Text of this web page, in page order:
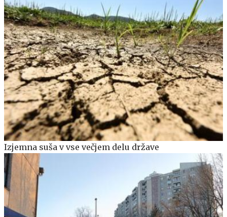
Izjemna suša v vse večjem delu države